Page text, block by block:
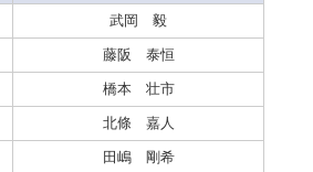
武岡 毅
藤阪 泰恒
橋本 壮市
北條 嘉人
田嶋 剛希